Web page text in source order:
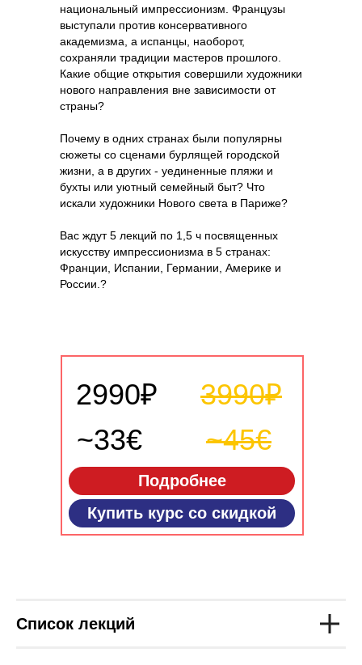
национальный импрессионизм. Французы
выступали против консервативного
академизма, а испанцы, наоборот,
сохраняли традиции мастеров прошлого.
Какие общие открытия совершили художники
нового направления вне зависимости от
страны?
Почему в одних странах были популярны
сюжеты со сценами бурлящей городской
жизни, а в других - уединенные пляжи и
бухты или уютный семейный быт? Что
искали художники Нового света в Париже?
Вас ждут 5 лекций по 1,5 ч посвященных
искусству импрессионизма в 5 странах:
Франции, Испании, Германии, Америке и
России.?
~45€
Подробнее
Купить курс со скидкой
3990₽
2990₽
~33€
Список лекций